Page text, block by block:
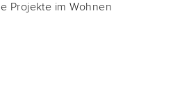
Pro­jek­te im Wohnen